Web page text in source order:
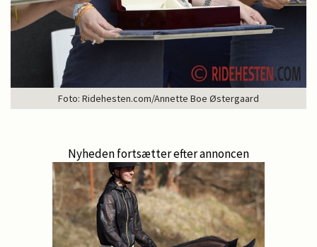
Foto: Ridehesten.com/Annette Boe Østergaard
Nyheden fortsætter efter annoncen